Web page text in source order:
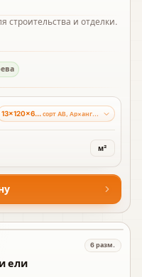
строительства и отделки.
13×120×6000 ммсорт AB, Ар×ангельский лес
м²
6разм.
ели